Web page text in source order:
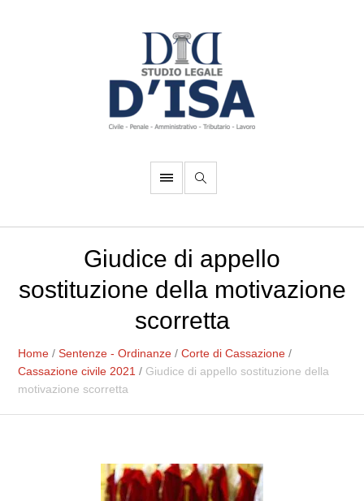
Giudice di appello
sostituzione della motivazione
scorretta
Home /Sentenze - Ordinanze /Corte di Cassazione /
Cassazione civile 2021 / Giudice di appello sostituzione della
motivazione scorretta